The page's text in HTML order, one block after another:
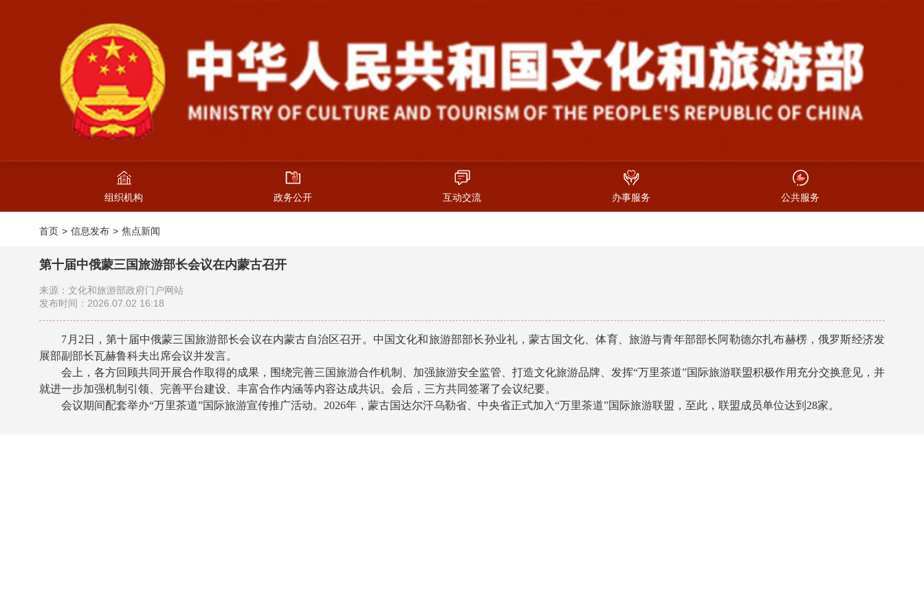
组织机构 政务公开 互动交流 办事服务 公共服务
首页 信息发布 焦点新闻
第十届中俄蒙三国旅游部长会议在内蒙古召开
来源：文化和旅游部政府门户网站
发布时间：2026.07.02 16:18
7月2日，第十届中俄蒙三国旅游部长会议在内蒙古自治区召开。中国文化和旅游部部长孙业礼，蒙古国文化、体育、旅游与青年部部长阿勒德尔扎布赫楞，俄罗斯经济发
展部副部长瓦赫鲁科夫出席会议并发言。
会上，各方回顾共同开展合作取得的成果，围绕完善三国旅游合作机制、加强旅游安全监管、打造文化旅游品牌、发挥“万里茶道”国际旅游联盟积极作用充分交换意见，并
就进一步加强机制引领、完善平台建设、丰富合作内涵等内容达成共识。会后，三方共同签署了会议纪要。
会议期间配套举办“万里茶道”国际旅游宣传推广活动。2026年，蒙古国达尔汗乌勒省、中央省正式加入“万里茶道”国际旅游联盟，至此，联盟成员单位达到28家。